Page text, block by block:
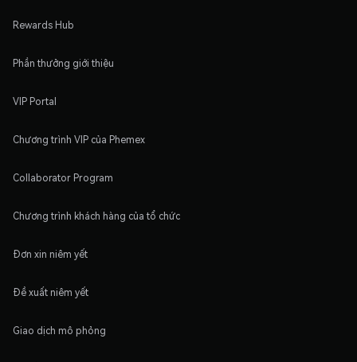
Rewards Hub
Phần thưởng giới thiệu
VIP Portal
Chương trình VIP của Phemex
Collaborator Program
Chương trình khách hàng của tổ chức
Đơn xin niêm yết
Đề xuất niêm yết
Giao dịch mô phỏng